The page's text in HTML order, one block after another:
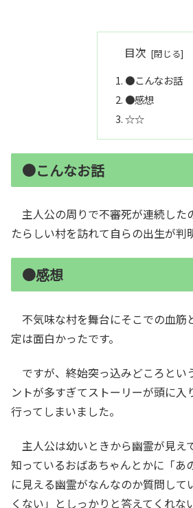
目次
●こんなお話
●感想
☆☆
●こんなお話
主人公の周りで不審死が連続した
たらしい村を訪れて自らの出生が判
●感想
不気味な村を舞台にそこでの血筋
定は面白かったです。
ですが、終始突っ込みどころとい
ントが多すぎてストーリーが頭に入
行ってしまいました。
主人公は幼いときから幽霊が見え
知っているおばあちゃんとかに「あ
に見える幽霊がなんなのか質問して
くない」としっかりと答えてくれな